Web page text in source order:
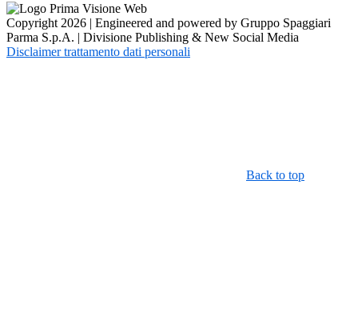
Copyright 2026 | Engineered and powered by Gruppo Spaggiari
Parma S.p.A. | Divisione Publishing & New Social Media
Disclaimer trattamento dati personali
Back to top